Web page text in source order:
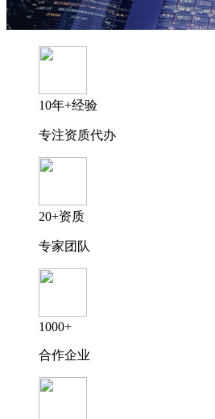
10年+经验
专注资质代办
20+资质
专家团队
1000+
合作企业